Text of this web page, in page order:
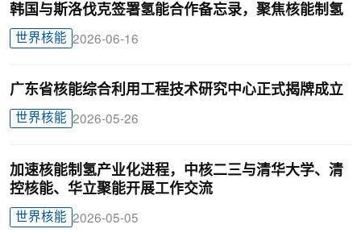
韩国与斯洛伐克签署氢能合作备忘录，聚焦核能制氢
世界核能 2026-06-16
广东省核能综合利用工程技术研究中心正式揭牌成立
世界核能 2026-05-26
加速核能制氢产业化进程，中核二三与清华大学、清
控核能、华立聚能开展工作交流
世界核能 2026-05-05